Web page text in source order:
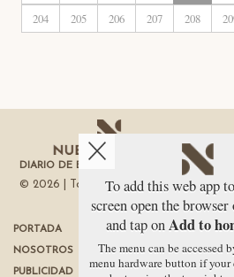
204
205 206 207 208
DIARIO DE ECONOMÍA DE LA REGIÓN DE
© 2026 | Todos los derechos reservados
PORTADA
NOSOTROS
PUBLICIDAD
POLÍTICA
To add this web app
screen open the
and tap onAdd to
The menu can be accessed
menu hardware button if your
Aviso sobre el Uso
Utilizamos cookies
funcionamiento del digital.
cookies y como
Privacidad y Cookies